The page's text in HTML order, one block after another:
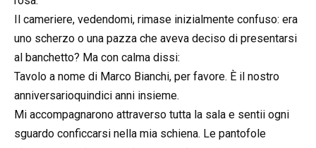
Il cameriere, vedendomi, rimase inizialmente confuso: era
uno scherzo o una pazza che aveva deciso di presentarsi
al banchetto? Ma con calma dissi:
Tavolo a nome di Marco Bianchi, per favore. È il nostro
anniversarioquindici anni insieme.
Mi accompagnarono attraverso tutta la sala e sentii ogni
sguardo conficcarsi nella mia schiena. Le pantofole